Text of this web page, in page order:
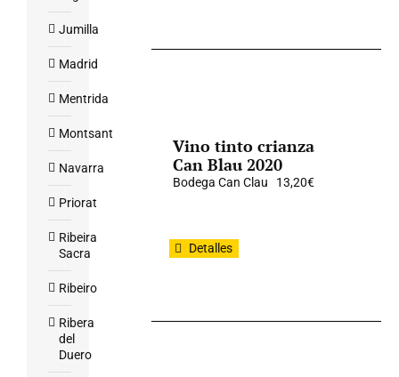
Vino tinto crianza
Can Blau 2020
Bodega Can Clau 13,20€
Detalles
Jumilla
Madrid
Mentrida
Montsant
Navarra
Priorat
Ribeira
Sacra
Ribeiro
Ribera
del
Duero